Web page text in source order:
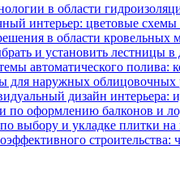
в области
интерьер: цветовые схемы
в области кровельных
и установить лестницы в
автоматического полива:
для наружных облицовочных
дизайн интерьера:
по оформлению балконов и
выбору и укладке плитки на